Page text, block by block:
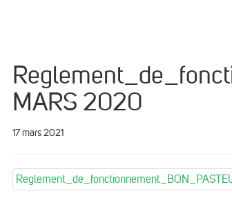
MARS 2020
17 mars 2021